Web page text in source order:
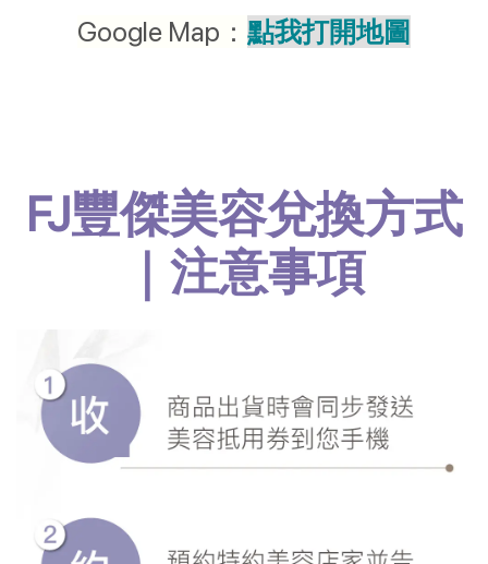
Google Map： 點我打開地圖
FJ豐傑美容兌換方式
｜注意事項